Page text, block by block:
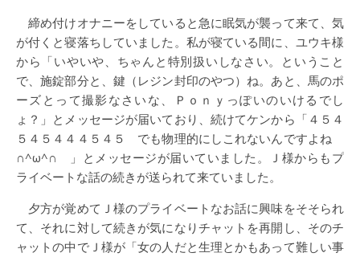
締め付けオナニーをしていると急に眠気が襲って来て、気
が付くと寝落ちしていました。私が寝ている間に、ユウキ様
から「いやいや、ちゃんと特別扱いしなさい。ということ
で、施錠部分と、鍵（レジン封印のやつ）ね。あと、馬のポ
ーズとって撮影なさいな、Ｐｏｎｙっぽいのいけるでし
ょ？」とメッセージが届いており、続けてケンから「４５４
５４５４４４５４５ でも物理的にしこれないんですよね
∩^ω^∩ 」とメッセージが届いていました。Ｊ様からもプ
ライベートな話の続きが送られて来ていました。
夕方が覚めてＪ様のプライベートなお話に興味をそそられ
て、それに対して続きが気になりチャットを再開し、そのチ
ャットの中でＪ様が「女の人だと生理とかもあって難しい事